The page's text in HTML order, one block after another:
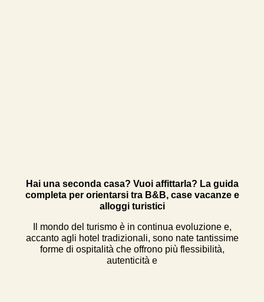
Hai una seconda casa? Vuoi affittarla? La guida
completa per orientarsi tra B&B, case vacanze e
alloggi turistici
Il mondo del turismo è in continua evoluzione e,
accanto agli hotel tradizionali, sono nate tantissime
forme di ospitalità che offrono più flessibilità,
autenticità e